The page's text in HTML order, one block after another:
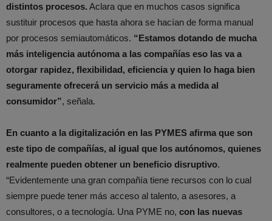
distintos procesos. Aclara que en muchos casos significa
sustituir procesos que hasta ahora se hacían de forma manual
por procesos semiautomáticos. “Estamos dotando de mucha
más inteligencia autónoma a las compañías eso las va a
otorgar rapidez, flexibilidad, eficiencia y quien lo haga bien
seguramente ofrecerá un servicio más a medida al
consumidor”, señala.
En cuanto a la digitalización en las PYMES afirma que son
este tipo de compañías, al igual que los autónomos, quienes
realmente pueden obtener un beneficio disruptivo.
“Evidentemente una gran compañía tiene recursos con lo cual
siempre puede tener más acceso al talento, a asesores, a
consultores, o a tecnología. Una PYME no, con las nuevas